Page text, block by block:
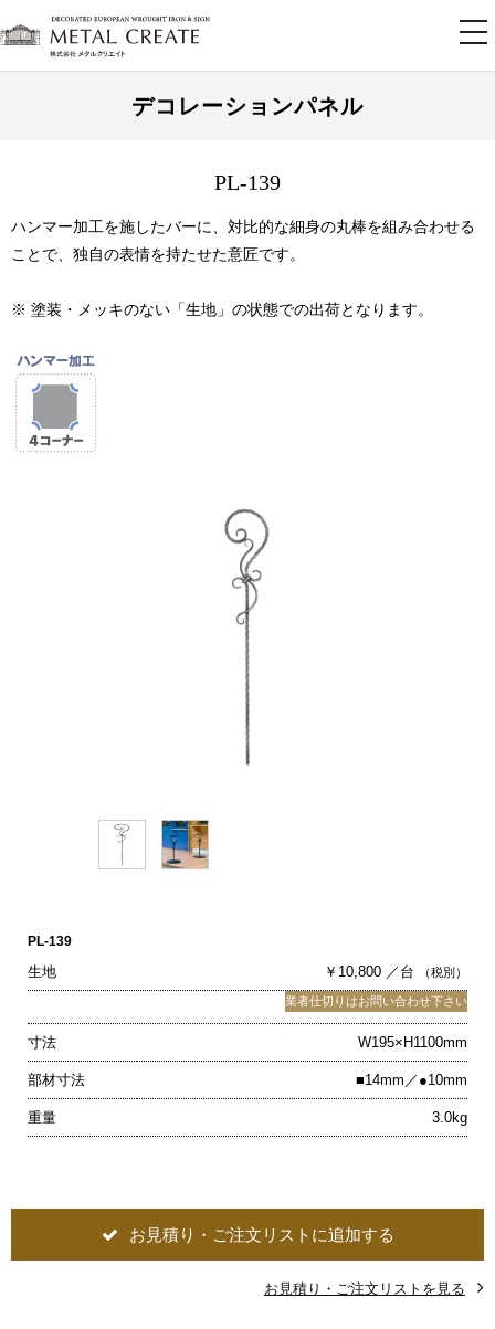
デコレーションパネル
PL-139
ハンマー加工を施したバーに、対比的な細身の丸棒を組み合わせる
ことで、独自の表情を持たせた意匠です。
※ 塗装・メッキのない「生地」の状態での出荷となります。
PL-139
生地 ￥10,800 ／台 （税別）
業者仕切りはお問い合わせ下さい
寸法 W195×H1100mm
部材寸法 ■14mm／●10mm
重量 3.0kg
お見積り・ご注文リストに追加する
お見積り・ご注文リストを見る